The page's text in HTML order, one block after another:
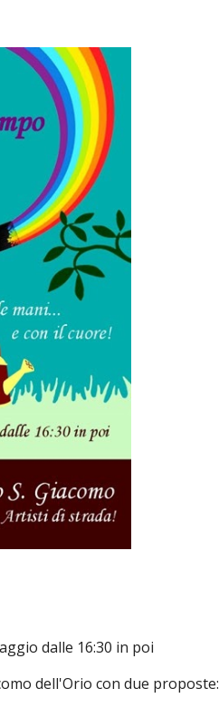
dalle 16:30 in poi
dell'Orio con due proposte: